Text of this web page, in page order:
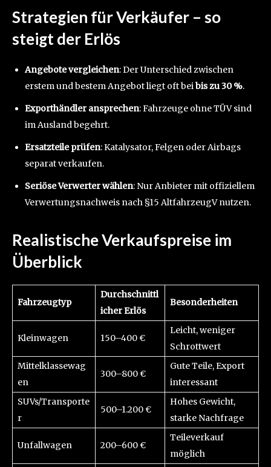
Strategien für Verkäufer – so
steigt der Erlös
Angebote vergleichen: Der Unterschied zwischen
erstem und bestem Angebot liegt oft beibis zu 30 %.
Exporthändler ansprechen: Fahrzeuge ohne TÜV sind
im Ausland begehrt.
Ersatzteile prüfen: Katalysator, Felgen oder Airbags
separat verkaufen.
Seriöse Verwerter wählen: Nur Anbieter mit offiziellem
Verwertungsnachweis nach §15 AltfahrzeugV nutzen.
Realistische Verkaufspreise im
Überblick
Fahrzeugtyp
Durchschnittl
icher Erlös
Besonderheiten
Kleinwagen 150–400 €
Leicht, weniger
Schrottwert
Mittelklassewag
en
300–800 €
Gute Teile, Export
interessant
SUVs/Transporte
r
500–1.200 €
Hohes Gewicht,
starke Nachfrage
Unfallwagen 200–600 €
Teileverkauf
möglich